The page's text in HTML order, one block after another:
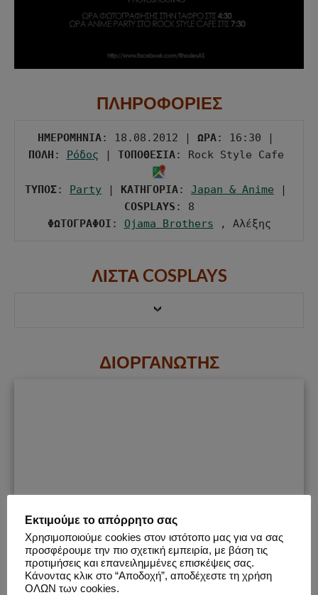
ΠΛΗΡΟΦΟΡΙΕΣ
ΗΜΕΡΟΜΗΝΙΑ: 18.08.2012 | ΩΡΑ
ΠΟΛΗ : Ρόδος | ΤΟΠΟΘΕΣΙΑ: Rock Style Cafe
ΤΥΠΟΣ: Party | ΚΑΤΗΓΟΡΙΑ: Japan & Anime
COSPLAYS
ΦΩΤΟΓΡΑΦΟΙ : Ojama Brothers , Αλέξης
ΛΙΣΤΑ COSPLAYS
ΔΙΟΡΓΑΝΩΤΗΣ
Εκτιμούμε το απόρρητο σας
Χρησιμοποιούμε cookies στον ιστότοπο μας για να σας
προσφέρουμε την πιο σχετική εμπειρία, με βάση τις
προτιμήσεις και επανειλημμένες επισκέψεις σας.
Κάνοντας κλικ στο “Αποδοχή”, αποδέχεστε τη χρήση
ΟΛΩΝ των cookies.